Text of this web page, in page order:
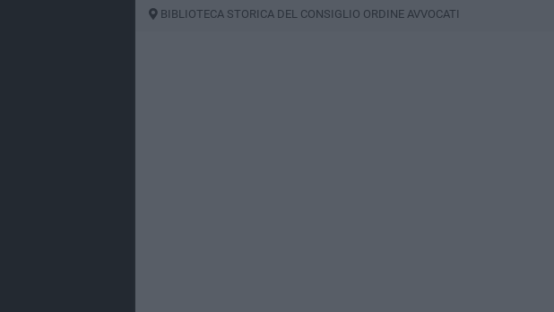
BIBLIOTECA STORICA DEL CONSIGLIO ORDINE AVVOCATI